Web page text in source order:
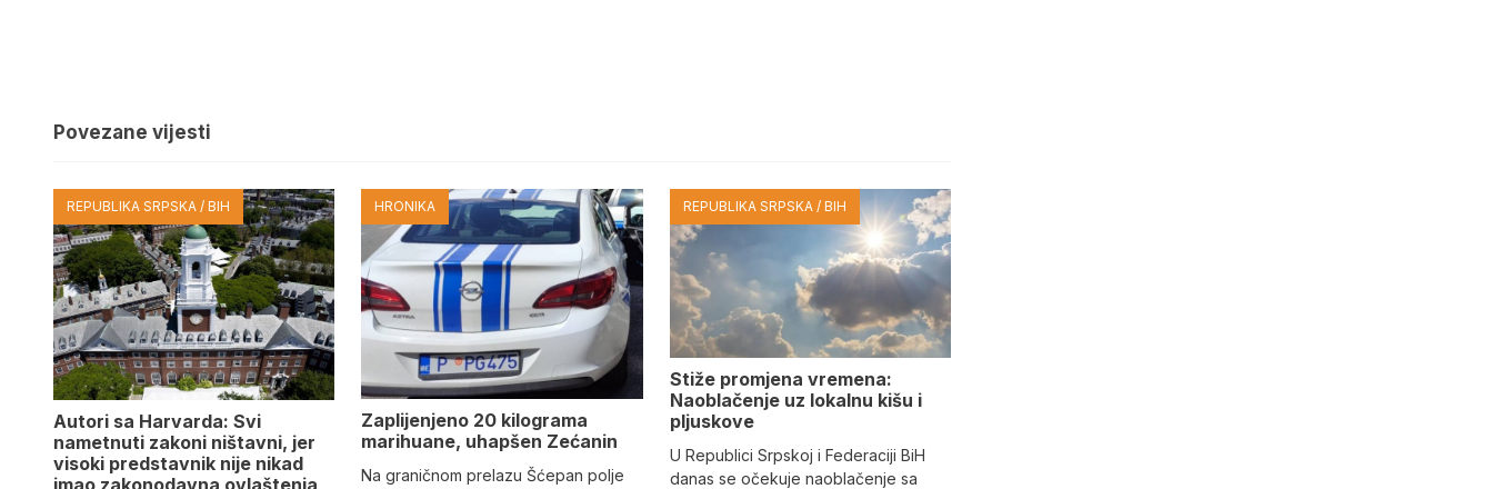
Povezane vijesti
REPUBLIKA SRPSKA / BIH
Autori sa Harvarda: Svi
nametnuti zakoni ništavni, jer
visoki predstavnik nije nikad
imao zakonodavna ovlaštenja
HRONIKA
Zaplijenjeno 20 kilograma
marihuane, uhapšen Zećanin
Na graničnom prelazu Šćepan polje
REPUBLIKA SRPSKA / BIH
Stiže promjena vremena:
Naoblačenje uz lokalnu kišu i
pljuskove
U Republici Srpskoj i Federaciji BiH
danas se očekuje naoblačenje sa